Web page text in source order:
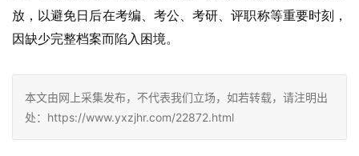
放，以避免日后在考编、考公、考研、评职称等重要时刻，
因缺少完整档案而陷入困境。
本文由网上采集发布，不代表我们立场，如若转载，请注明出
处：https://www.yxzjhr.com/22872.html